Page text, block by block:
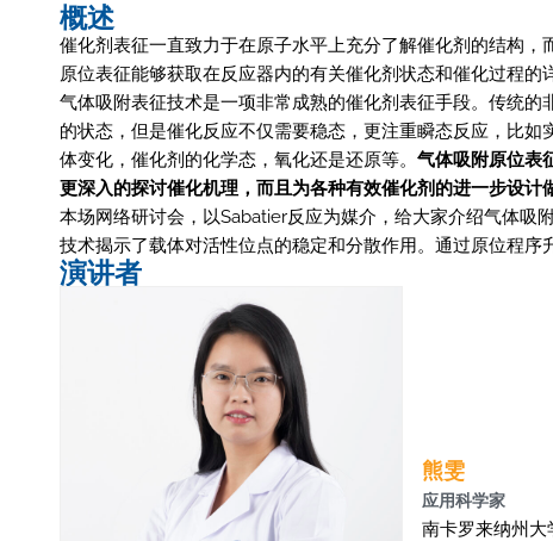
概述
催化剂表征一直致力于在原子水平上充分了解催化剂的结构，
原位表征能够获取在反应器内的有关催化剂状态和催化过程的
气体吸附表征技术是一项非常成熟的催化剂表征手段。传统
的状态，但是催化反应不仅需要稳态，更注重瞬态反应，比
体变化，催化剂的化学态，氧化还是还原等。 气体吸附原位表
更深入的探讨催化机理，而且为各种有效催化剂的进一步设计
本场网络研讨会，以Sabatier反应为媒介，给大家介绍气体吸
技术揭示了载体对活性位点的稳定和分散作用。通过原位程序
演讲者
熊雯
应用科学家
南卡罗来纳州大